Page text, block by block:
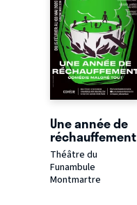
Une année de
réchauffement
Théâtre du
Funambule
Montmartre